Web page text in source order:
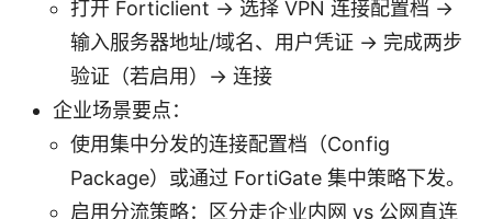
打开 Forticlient → 选择 VPN 连接配置档 →
输入服务器地址/域名、用户凭证 → 完成两步
验证（若启用）→ 连接
企业场景要点：
使用集中分发的连接配置档（Config
Package）或通过 FortiGate 集中策略下发。
启用分流策略：区分走企业内网 vs 公网直连